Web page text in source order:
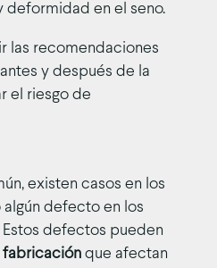
deformidad en el seno.
las recomendaciones
y después de la
el riesgo de
existen casos en los
defecto en los
defectos pueden
que afectan